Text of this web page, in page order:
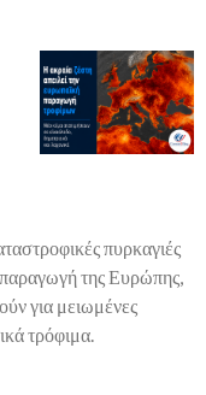
πυρκαγιές
της Ευρώπης,
για μειωμένες
τρόφιμα.